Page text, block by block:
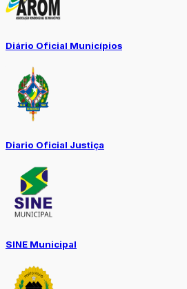
Diário Oficial Municípios
Diario Oficial Justiça
SINE Municipal